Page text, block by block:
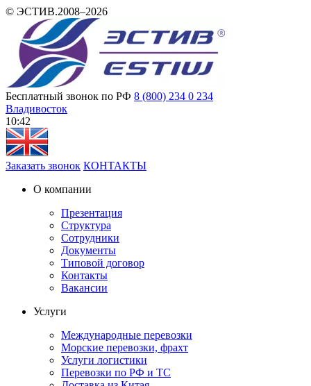
© ЭСТИВ.2008–2026
Бесплатный звонок по РФ 8 (800) 234 0 234
Владивосток
10 42
Заказать звонок КОНТАКТЫ
О компании
Презентация
Структура
Сотрудники
Документы
Типовой договор
Контакты
Вакансии
Услуги
Международные перевозки
Морские перевозки, фрахт
Услуги логистики
Перевозки по РФ и ТС